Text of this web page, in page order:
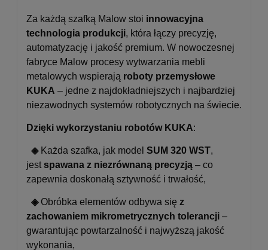
Za każdą szafką Malow stoi innowacyjna
technologia produkcji, która łączy precyzję,
automatyzację i jakość premium. W nowoczesnej
fabryce Malow procesy wytwarzania mebli
metalowych wspierają roboty przemysłowe
KUKA – jedne z najdokładniejszych i najbardziej
niezawodnych systemów robotycznych na świecie.
Dzięki wykorzystaniu robotów KUKA:
◈Każda szafka, jak model SUM 320 WST,
jest spawana z niezrównaną precyzją – co
zapewnia doskonałą sztywność i trwałość,
◈Obróbka elementów odbywa się z
zachowaniem mikrometrycznych tolerancji –
gwarantując powtarzalność i najwyższą jakość
wykonania,